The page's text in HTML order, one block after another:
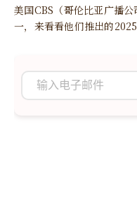
美国CBS（哥伦比亚广播
一，来看看他们推出的